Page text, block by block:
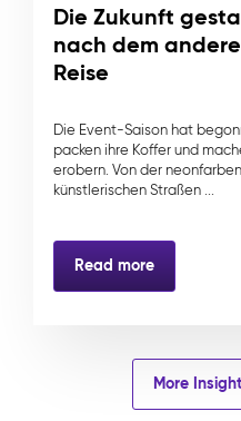
Die Zukunft
nach dem
Reise
Die Event-Saison hat
packen ihre Koffer und
erobern. Von der
künstlerischen Straßen ...
Read more
More